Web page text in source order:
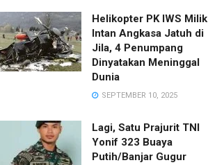
Helikopter PK IWS Milik
Intan Angkasa Jatuh di
Jila, 4 Penumpang
Dinyatakan Meninggal
Dunia
SEPTEMBER 10, 2025
Lagi, Satu Prajurit TNI
Yonif 323 Buaya
Putih/Banjar Gugur